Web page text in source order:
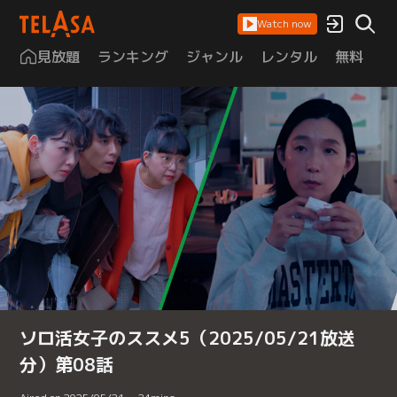
Watch now
見放題 ランキング ジャンル レンタル 無料
ソロ活女子のススメ5（2025/05/21放送
分）第08話